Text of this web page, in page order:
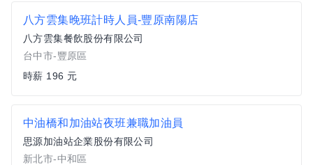
八方雲集晚班計時人員-豐原南陽店
八方雲集餐飲股份有限公司
台中市-豐原區
時薪 196 元
中油橋和加油站夜班兼職加油員
思源加油站企業股份有限公司
新北市-中和區